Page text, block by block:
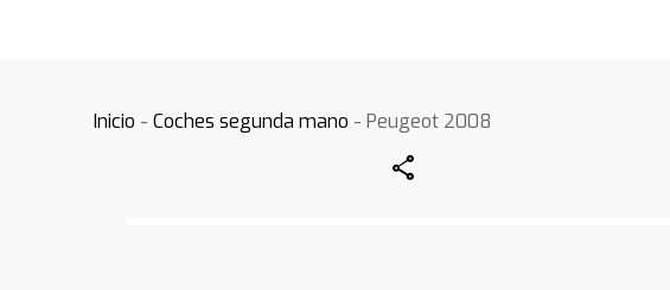
Inicio -Coches segunda mano - Peugeot 2008
Share